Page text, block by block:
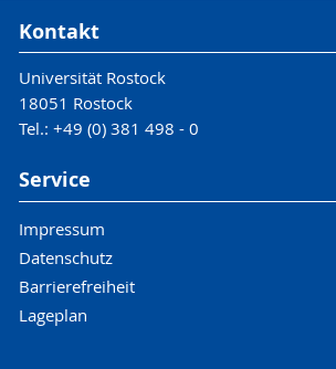
Kontakt
Universität Rostock
18051 Rostock
Tel.: +49 (0) 381 498 - 0
Service
Impressum
Datenschutz
Barrierefreiheit
Lageplan